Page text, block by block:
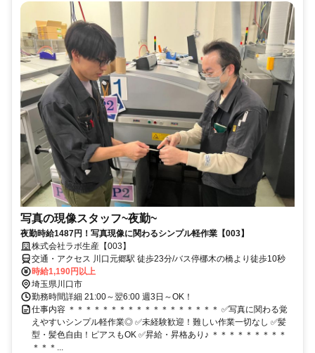
写真の現像スタッフ~夜勤~
夜勤時給1487円！写真現像に関わるシンプル軽作業【003】
株式会社ラボ生産【003】
交通・アクセス 川口元郷駅 徒歩23分/バス停梛木の橋より徒歩10秒
時給1,190円以上
埼玉県川口市
勤務時間詳細 21:00～翌6:00 週3日～OK！
仕事内容 ＊＊＊＊＊＊＊＊＊＊＊＊＊＊＊＊＊＊ ✅写真に関わる覚
えやすいシンプル軽作業◎ ✅未経験歓迎！難しい作業一切なし ✅髪
型・髪色自由！ピアスもOK ✅昇給・昇格あり♪ ＊＊＊＊＊＊＊＊＊
＊＊＊...